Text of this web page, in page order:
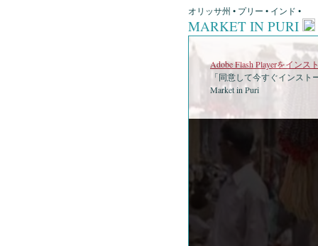
オリッサ州 • プリー • インド •
MARKET IN PURI
Adobe Flash Playerをインス
「同意して今すぐインス
Market in Puri